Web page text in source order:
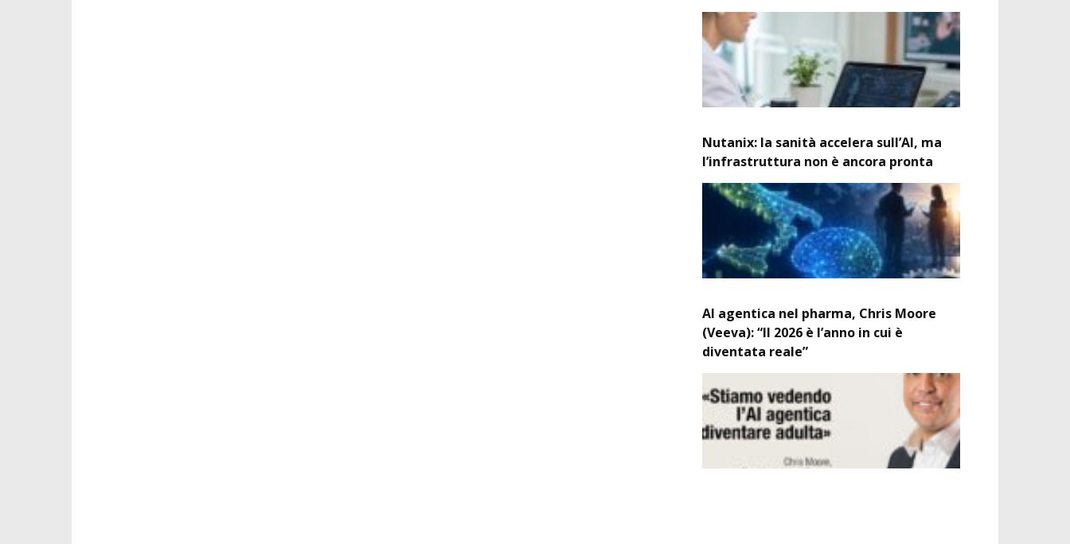
Nutanix: la sanità accelera sull’AI, ma
l’infrastruttura non è ancora pronta
AI agentica nel pharma, Chris Moore
(Veeva): “Il 2026 è l’anno in cui è
diventata reale”